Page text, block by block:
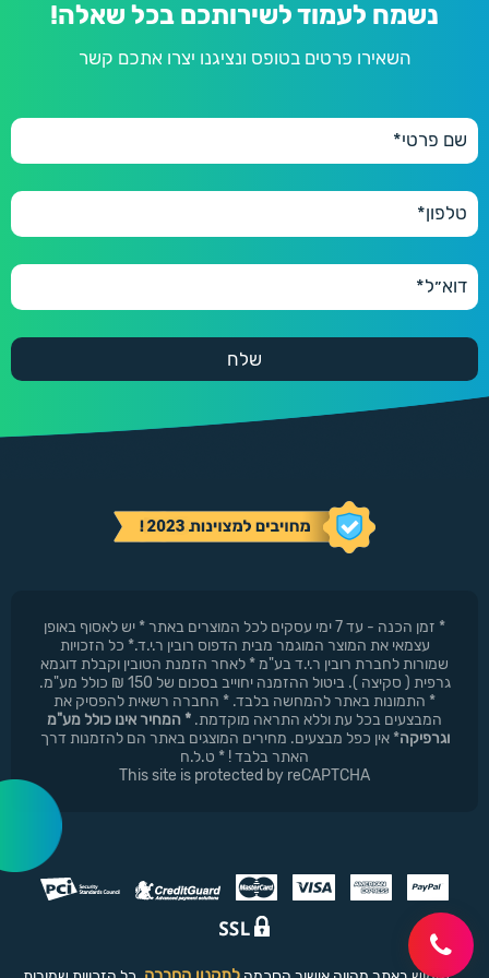
נשמח לעמוד לשירותכם בכל שאלה!
השאירו פרטים בטופס ונציגנו יצרו אתכם קשר
* זמן הכנה - עד 7 ימי עסקים לכל המוצרים באתר * יש לאסוף באופן
עצמאי את המוצר המוגמר מבית הדפוס רובין ר.י.ד.* כל הזכויות
שמורות לחברת רובין ר.י.ד בע"מ * לאחר הזמנת הטובין וקבלת דוגמא
גרפית ( סקיצה ). ביטול ההזמנה יחוייב בסכום של 150 ₪ כולל מע"מ.
* התמונות באתר להמחשה בלבד. * החברה רשאית להפסיק את
המבצעים בכל עת וללא התראה מוקדמת. * המחיר אינו כולל מע"מ
וגרפיקה* אין כפל מבצעים. מחירים המוצגים באתר הם להזמנות דרך
האתר בלבד ! * ט.ל.ח
This site is protected by reCAPTCHA